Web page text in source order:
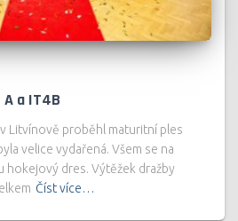
a IT4B
Litvínově proběhl maturitní ples
velice vydařená. Všem se na
hokejový dres. Výtěžek dražby
Číst více…